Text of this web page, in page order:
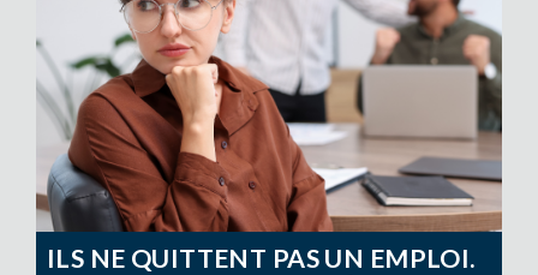
ILS NE QUITTENT PAS UN EMPLOI.